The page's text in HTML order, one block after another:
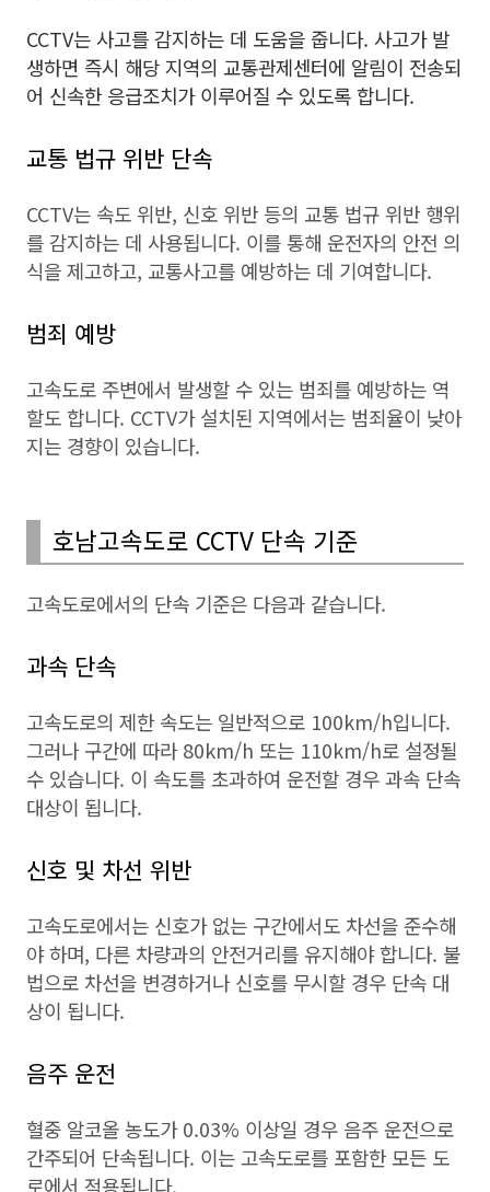
CCTV는 사고를 감지하는 데 도움을 줍니다. 사고가 발
생하면 즉시 해당 지역의 교통관제센터에 알림이 전송되
어 신속한 응급조치가 이루어질 수 있도록 합니다.
교통 법규 위반 단속
CCTV는 속도 위반, 신호 위반 등의 교통 법규 위반 행위
를 감지하는 데 사용됩니다. 이를 통해 운전자의 안전 의
식을 제고하고, 교통사고를 예방하는 데 기여합니다.
범죄 예방
고속도로 주변에서 발생할 수 있는 범죄를 예방하는 역
할도 합니다. CCTV가 설치된 지역에서는 범죄율이 낮아
지는 경향이 있습니다.
호남고속도로 CCTV 단속 기준
고속도로에서의 단속 기준은 다음과 같습니다.
과속 단속
고속도로의 제한 속도는 일반적으로 100km/h입니다.
그러나 구간에 따라 80km/h 또는 110km/h로 설정될
수 있습니다. 이 속도를 초과하여 운전할 경우 과속 단속
대상이 됩니다.
신호 및 차선 위반
고속도로에서는 신호가 없는 구간에서도 차선을 준수해
야 하며, 다른 차량과의 안전거리를 유지해야 합니다. 불
법으로 차선을 변경하거나 신호를 무시할 경우 단속 대
상이 됩니다.
음주 운전
혈중 알코올 농도가 0.03% 이상일 경우 음주 운전으로
간주되어 단속됩니다. 이는 고속도로를 포함한 모든 도
로에서 적용됩니다.